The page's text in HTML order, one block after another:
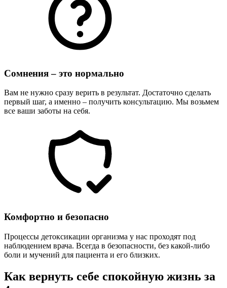
Сомнения – это нормально
Вам не нужно сразу верить в результат. Достаточно сделать
первый шаг, а именно – получить консультацию. Мы возьмем
все ваши заботы на себя.
Комфортно и безопасно
Процессы детоксикации организма у нас проходят под
наблюдением врача. Всегда в безопасности, без какой-либо
боли и мучений для пациента и его близких.
Как вернуть себе спокойную жизнь за